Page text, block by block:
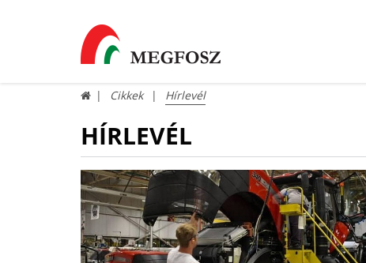
Cikkek Hírlevél
HÍRLEVÉL